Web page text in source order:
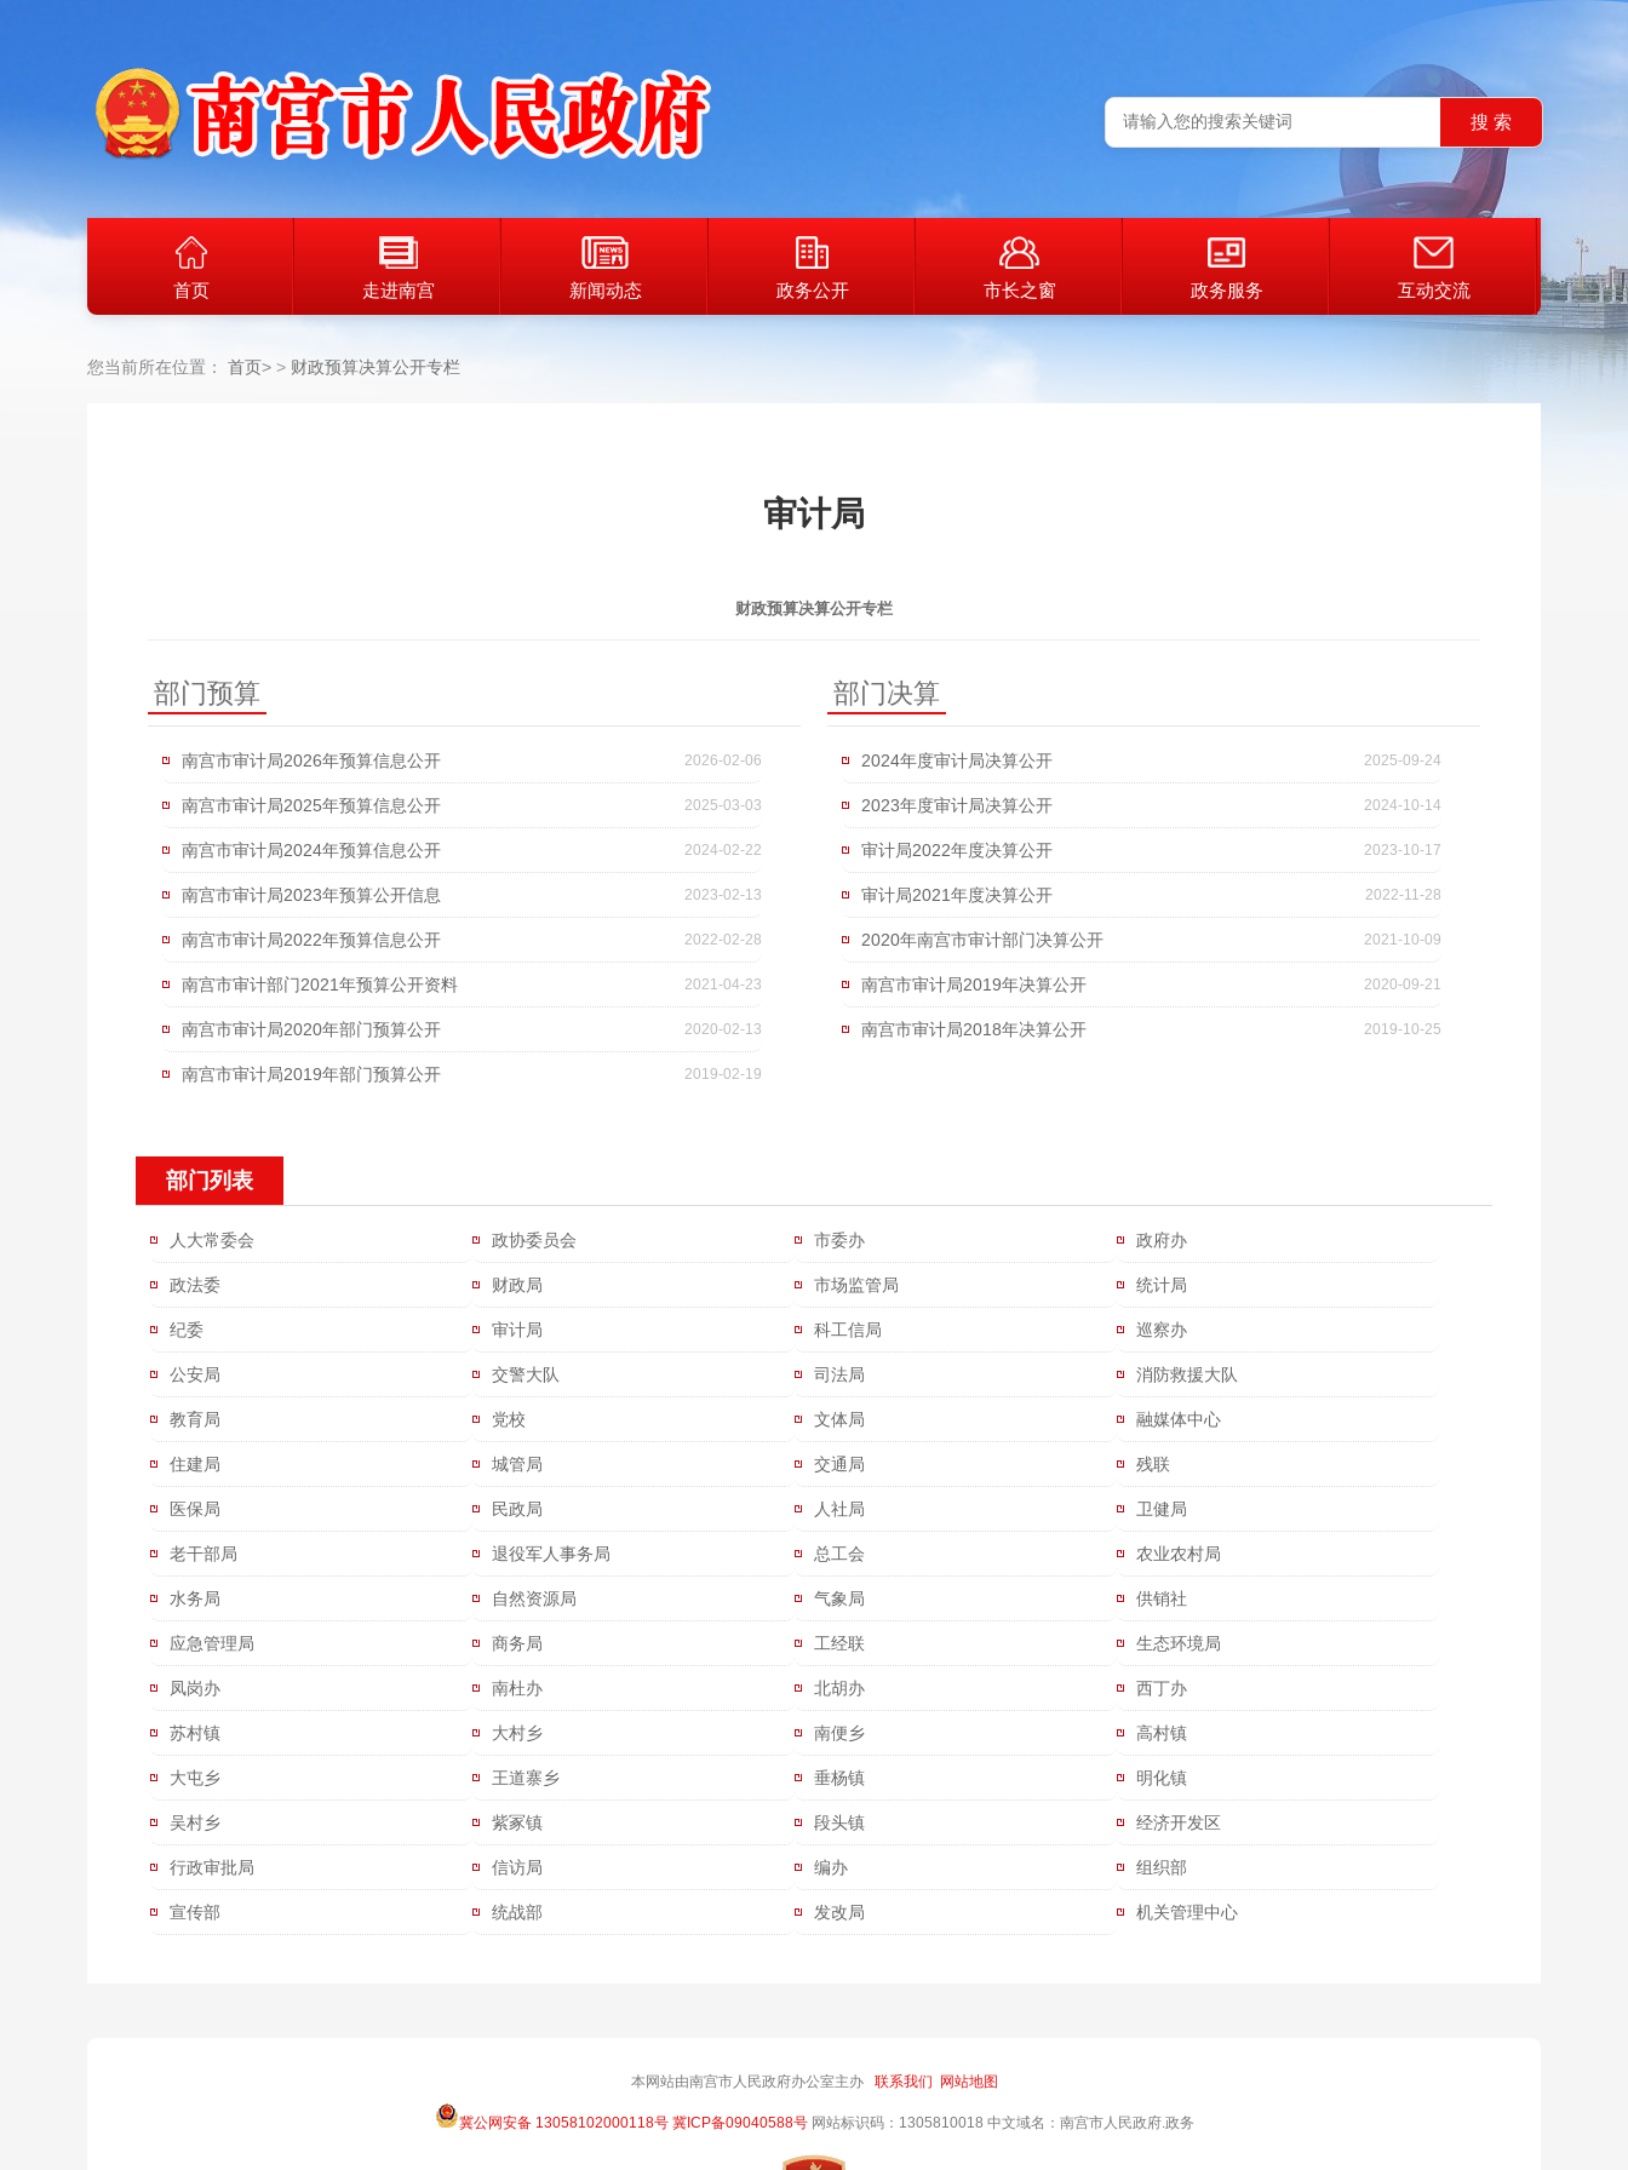
首页 走进南宫 新闻动态 政务公开 市长之窗 政务服务 互动交流
您当前所在位置： 首页> 财政预算决算公开专栏
审计局
财政预算决算公开专栏
部门预算
南宫市审计局2026年预算信息公开 2026-02-06
南宫市审计局2025年预算信息公开 2025-03-03
南宫市审计局2024年预算信息公开 2024-02-22
南宫市审计局2023年预算公开信息 2023-02-13
南宫市审计局2022年预算信息公开 2022-02-28
南宫市审计部门2021年预算公开资料 2021-04-23
南宫市审计局2020年部门预算公开 2020-02-13
南宫市审计局2019年部门预算公开 2019-02-19
部门决算
2024年度审计局决算公开 2025-09-24
2023年度审计局决算公开 2024-10-14
审计局2022年度决算公开 2023-10-17
审计局2021年度决算公开 2022-11-28
2020年南宫市审计部门决算公开 2021-10-09
南宫市审计局2019年决算公开 2020-09-21
南宫市审计局2018年决算公开 2019-10-25
部门列表
人大常委会 政协委员会 市委办 政府办
政法委 财政局 市场监管局 统计局
纪委 审计局 科工信局 巡察办
公安局 交警大队 司法局 消防救援大队
教育局 党校 文体局 融媒体中心
住建局 城管局 交通局 残联
医保局 民政局 人社局 卫健局
老干部局 退役军人事务局 总工会 农业农村局
水务局 自然资源局 气象局 供销社
应急管理局 商务局 工经联 生态环境局
凤岗办 南杜办 北胡办 西丁办
苏村镇 大村乡 南便乡 高村镇
大屯乡 王道寨乡 垂杨镇 明化镇
吴村乡 紫冢镇 段头镇 经济开发区
行政审批局 信访局 编办 组织部
宣传部 统战部 发改局 机关管理中心
本网站由南宫市人民政府办公室主办 联系我们 网站地图
冀公网安备 13058102000118号 冀ICP备09040588号网站标识码：1305810018 中文域名：南宫市人民政府.政务